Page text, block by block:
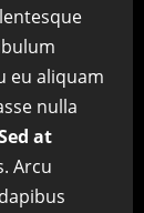
eu aliquam
nulla
at
Arcu